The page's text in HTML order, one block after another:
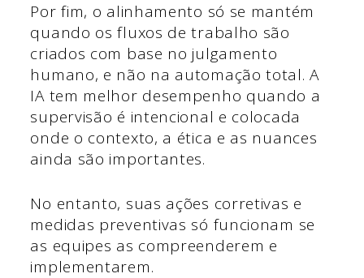
Por fim, o alinhamento só se mantém
quando os fluxos de trabalho são
criados com base no julgamento
humano, e não na automação total. A
IA tem melhor desempenho quando a
supervisão é intencional e colocada
onde o contexto, a ética e as nuances
ainda são importantes.
No entanto, suas ações corretivas e
medidas preventivas só funcionam se
as equipes as compreenderem e
implementarem.